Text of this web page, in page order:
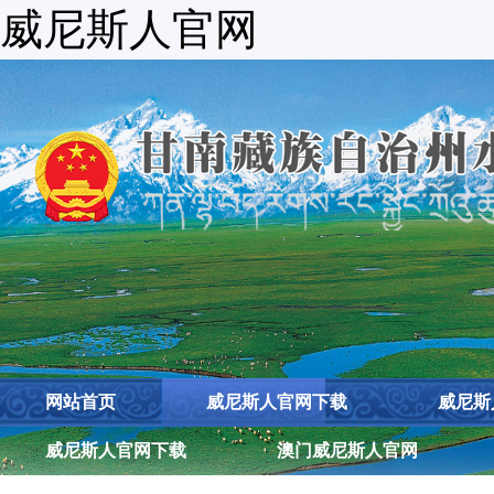
威尼斯人官网
网站首页 威尼斯人官网下载 威尼
威尼斯人官网下载 澳门威尼斯人官网